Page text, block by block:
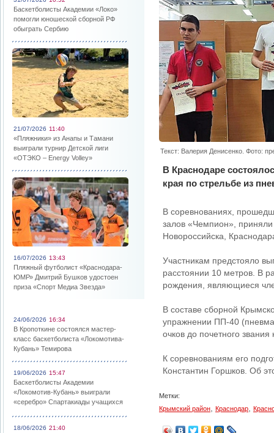
Баскетболисты Академии «Локо»
помогли юношеской сборной РФ
обыграть Сербию
21/07/2026 11:40
«Пляжники» из Анапы и Тамани
выиграли турнир Детской лиги
«ОТЭКО – Energy Volley»
16/07/2026 13:43
Пляжный футболист «Краснодара-
ЮМР» Дмитрий Бушков удостоен
приза «Спорт Медиа Звезда»
24/06/2026 16:34
В Кропоткине состоялся мастер-
класс баскетболиста «Локомотива-
Кубань» Темирова
19/06/2026 15:47
Баскетболисты Академии
«Локомотив-Кубань» выиграли
«серебро» Спартакиады учащихся
18/06/2026 21:40
Текст: Валерия Денисенко. Фото:
В Краснодаре
края по стрельбе из
В соревнованиях,
залов «Чемпион»,
Новороссийска,
Участникам предстояло
расстоянии 10 метров. В
рождения, являющиеся
В составе сборной
упражнении ПП-40
очков до почетного
К соревнованиям его
Константин Горшков. Об
Метки:
Крымский район
Краснодар